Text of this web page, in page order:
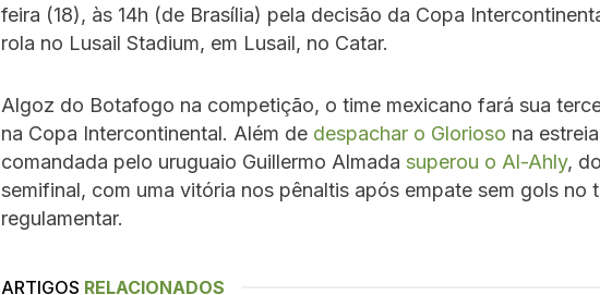
feira (18), às 14h (de Brasília) pela decisão da Copa
rola no Lusail Stadium, em Lusail, no Catar.
Algoz do Botafogo na competição, o time mexicano fará sua
na Copa Intercontinental. Além de despachar o Glorioso na
comandada pelo uruguaio Guillermo Almada superou o Al-Ahly,
semifinal, com uma vitória nos pênaltis após empate sem gols no
regulamentar.
ARTIGOS RELACIONADOS